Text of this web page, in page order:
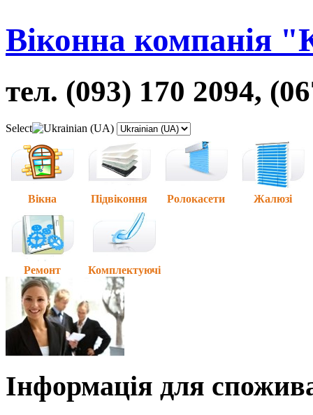
Віконна компанія
тел. (093) 170 2094,
Select
Вікна Підвіконня Ролокасети Жалюзі
Ремонт Комплектуючі
Інформація для